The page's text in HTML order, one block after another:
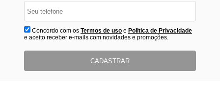
Concordo com os Termos de usoe Politica de Privacidade
e aceito receber e-mails com novidades e promoções.
CADASTRAR